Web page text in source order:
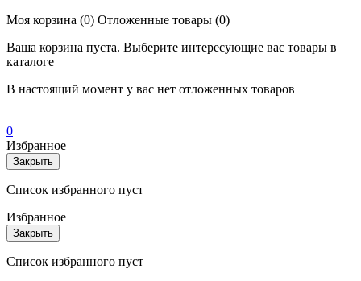
Моя корзина (0) Отложенные товары (0)
Ваша корзина пуста. Выберите интересующие вас товары в
каталоге
В настоящий момент у вас нет отложенных товаров
0
Избранное
Закрыть
Список избранного пуст
Избранное
Закрыть
Список избранного пуст